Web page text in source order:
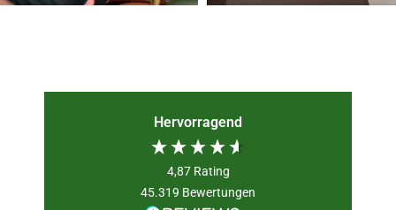
Hervorragend
4,87 Rating
45.319 Bewertungen